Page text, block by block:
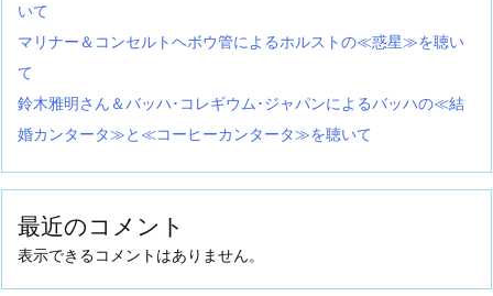
いて
マリナー＆コンセルトヘボウ管によるホルストの≪惑星≫を聴い
て
鈴木雅明さん＆バッハ･コレギウム･ジャパンによるバッハの≪結
婚カンタータ≫と≪コーヒーカンタータ≫を聴いて
最近のコメント
表示できるコメントはありません。